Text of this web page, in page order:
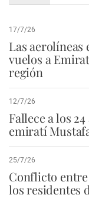
17/7/26
Las aerolíneas
vuelos a
región
12/7/26
Fallece a los
emiratí
25/7/26
Conflicto
los residentes